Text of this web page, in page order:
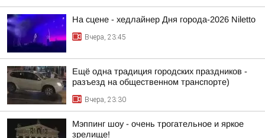
На сцене - хедлайнер Дня города-2026 Niletto
Вчера, 23:45
Ещё одна традиция городских праздников -
разъезд на общественном транспорте)
Вчера, 23:30
Мэппинг шоу - очень трогательное и яркое
зрелище!